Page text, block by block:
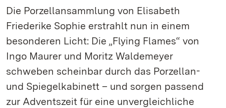
Die Porzellansammlung von Elisabeth
Friederike Sophie erstrahlt nun in einem
besonderen Licht: Die „Flying Flames“ von
Ingo Maurer und Moritz Waldemeyer
schweben scheinbar durch das Porzellan-
und Spiegelkabinett – und sorgen passend
zur Adventszeit für eine unvergleichliche